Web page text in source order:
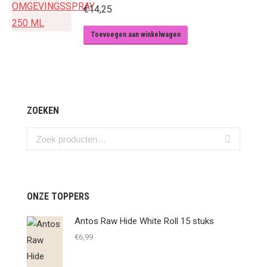
€14,25
Toevoegen aan winkelwagen
ZOEKEN
ONZE TOPPERS
Antos Raw Hide White Roll 15 stuks
€6,99